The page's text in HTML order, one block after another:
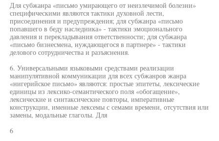
Для субжанра «письмо умирающего от неизлечимой болезни»
специфическими являются тактики духовной лести,
присоединения и предупреждения; для субжанра «письмо
попавшего в беду наследника» - тактики эмоционального
давления и перекладывания ответственности; для субжанра
«письмо бизнесмена, нуждающегося в партнере» - тактики
делового сотрудничества и разъяснения.
6. Универсальными языковыми средствами реализации
манипулятивной коммуникации для всех субжанров жанра
«нигерийское письмо» являются: простые эпитеты, лексические
единицы из лексико-семантического поля «обогащение»,
лексические и синтаксические повторы, императивные
конструкции, именные лексемы с семами времени, отсутствия или
замены, модальные глаголы. Для
6